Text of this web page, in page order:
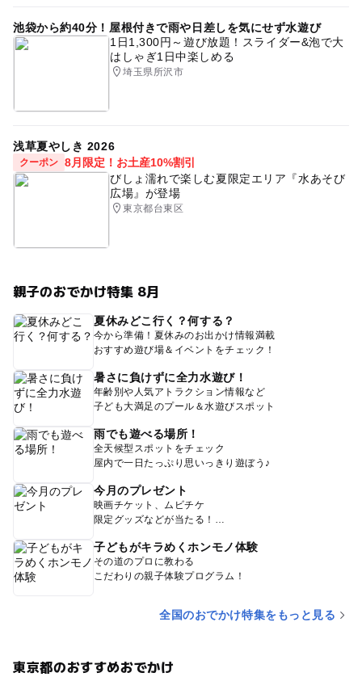
池袋から約40分！屋根付きで雨や日差しを気にせず水遊び
1日1,300円～遊び放題！スライダー&泡で大
はしゃぎ1日中楽しめる
埼玉県所沢市
浅草夏やしき 2026
クーポン 8月限定！お土産10%割引
びしょ濡れで楽しむ夏限定エリア『水あそび
広場』が登場
東京都台東区
親子のおでかけ特集 8月
夏休みどこ行く？何する？
今から準備！夏休みのお出かけ情報満載
おすすめ遊び場＆イベントをチェック！
暑さに負けずに全力水遊び！
年齢別や人気アトラクション情報など
子ども大満足のプール＆水遊びスポット
雨でも遊べる場所！
全天候型スポットをチェック
屋内で一日たっぷり思いっきり遊ぼう♪
今月のプレゼント
映画チケット、ムビチケ
限定グッズなどが当たる！
子どもがキラめくホンモノ体験
その道のプロに教わる
こだわりの親子体験プログラム！
全国のおでかけ特集をもっと見る
東京都のおすすめおでかけ